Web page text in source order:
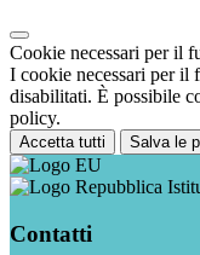
Cookie necessari per il
I cookie necessari per il
disabilitati. È possibile
policy.
Accetta tutti Salva le
Contatti